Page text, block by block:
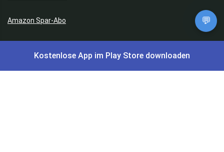
Amazon Spar-Abo
AOK Gratisgeschenke
💬
Kostenlose App im Play Store downloaden